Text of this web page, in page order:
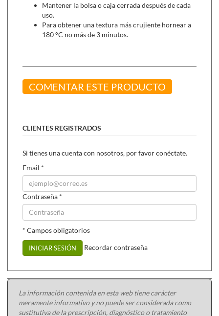
Mantener la bolsa o caja cerrada después de cada
uso.
Para obtener una textura más crujiente hornear a
180 °C no más de 3 minutos.
COMENTAR ESTE PRODUCTO
CLIENTES REGISTRADOS
Si tienes una cuenta con nosotros, por favor conéctate.
Email *
Contraseña *
* Campos obligatorios
INICIAR SESIÓN Recordar contraseña
La información contenida en esta web tiene carácter
meramente informativo y no puede ser considerada como
sustitutiva de la prescripción, diagnóstico o tratamiento